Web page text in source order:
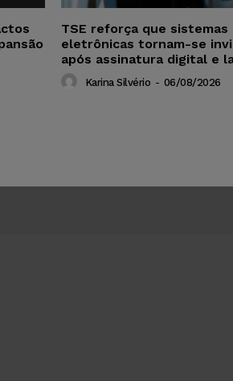
TSE reforça que sistemas
eletrônicas tornam-se
após assinatura digital e
Karina Silvério - 06/08/2026